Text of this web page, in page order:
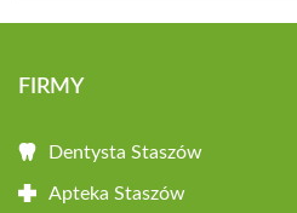
FIRMY
Dentysta Staszów
Apteka Staszów